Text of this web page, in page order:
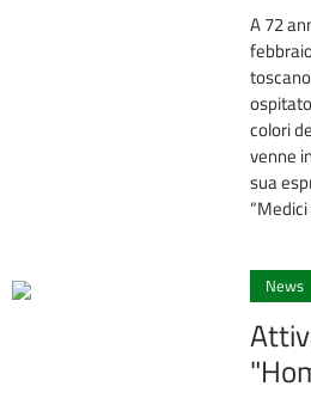
A 72
colori
venne
sua
News